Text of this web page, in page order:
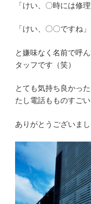
「けい、〇時には修
「けい、〇〇ですね」
と嫌味なく名前で呼
タッフです（笑）
とても気持ち良かっ
たし電話もものすご
ありがとうございまし